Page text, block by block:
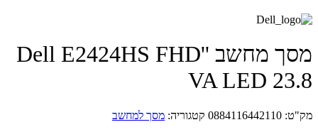
מסך מחשב ''Dell E2424HS FHD
VA LED
0884116442110 קטגוריה:מסך למחשב